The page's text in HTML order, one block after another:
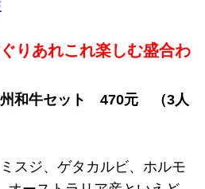
りあれこれ楽しむ盛合わ
和牛セット 470元 （3人
スジ、ゲタカルビ、ホルモ